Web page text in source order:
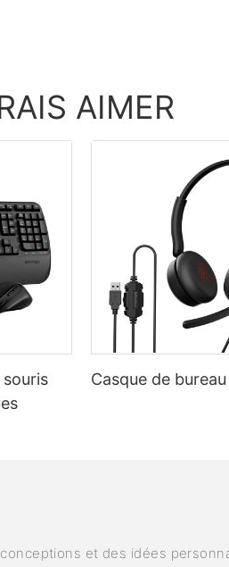
AIMER
Casque de bureau
et des idées